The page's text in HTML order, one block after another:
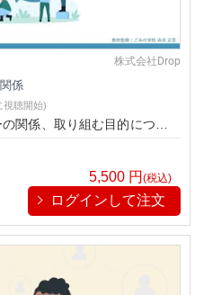
株式会社Drop
係
視聴開始)
関係、取り組む目的について
5,500 円(税込)
ログインして注文